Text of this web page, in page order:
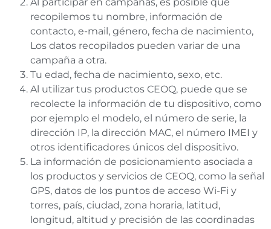
recopilemos tu nombre, información de
contacto, e-mail, género, fecha de nacimiento,
Los datos recopilados pueden variar de una
campaña a otra.
Tu edad, fecha de nacimiento, sexo, etc.
Al utilizar tus productos CEOQ, puede que se
recolecte la información de tu dispositivo, como
por ejemplo el modelo, el número de serie, la
dirección IP, la dirección MAC, el número IMEI y
otros identificadores únicos del dispositivo.
La información de posicionamiento asociada a
los productos y servicios de CEOQ, como la señal
GPS, datos de los puntos de acceso Wi-Fi y
torres, país, ciudad, zona horaria, latitud,
longitud, altitud y precisión de las coordinadas